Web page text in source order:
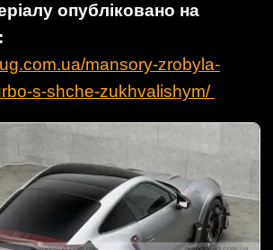
опубліковано на
mansory-zrobyla-
s-shche-zukhvalishym/